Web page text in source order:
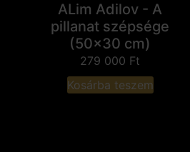
ALim Adilov - A
pillanat szépsége
(50x30 cm)
279 000 Ft
Kosárba teszem